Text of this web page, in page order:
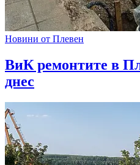
Новини от Плевен
ВиК ремонтите в
днес